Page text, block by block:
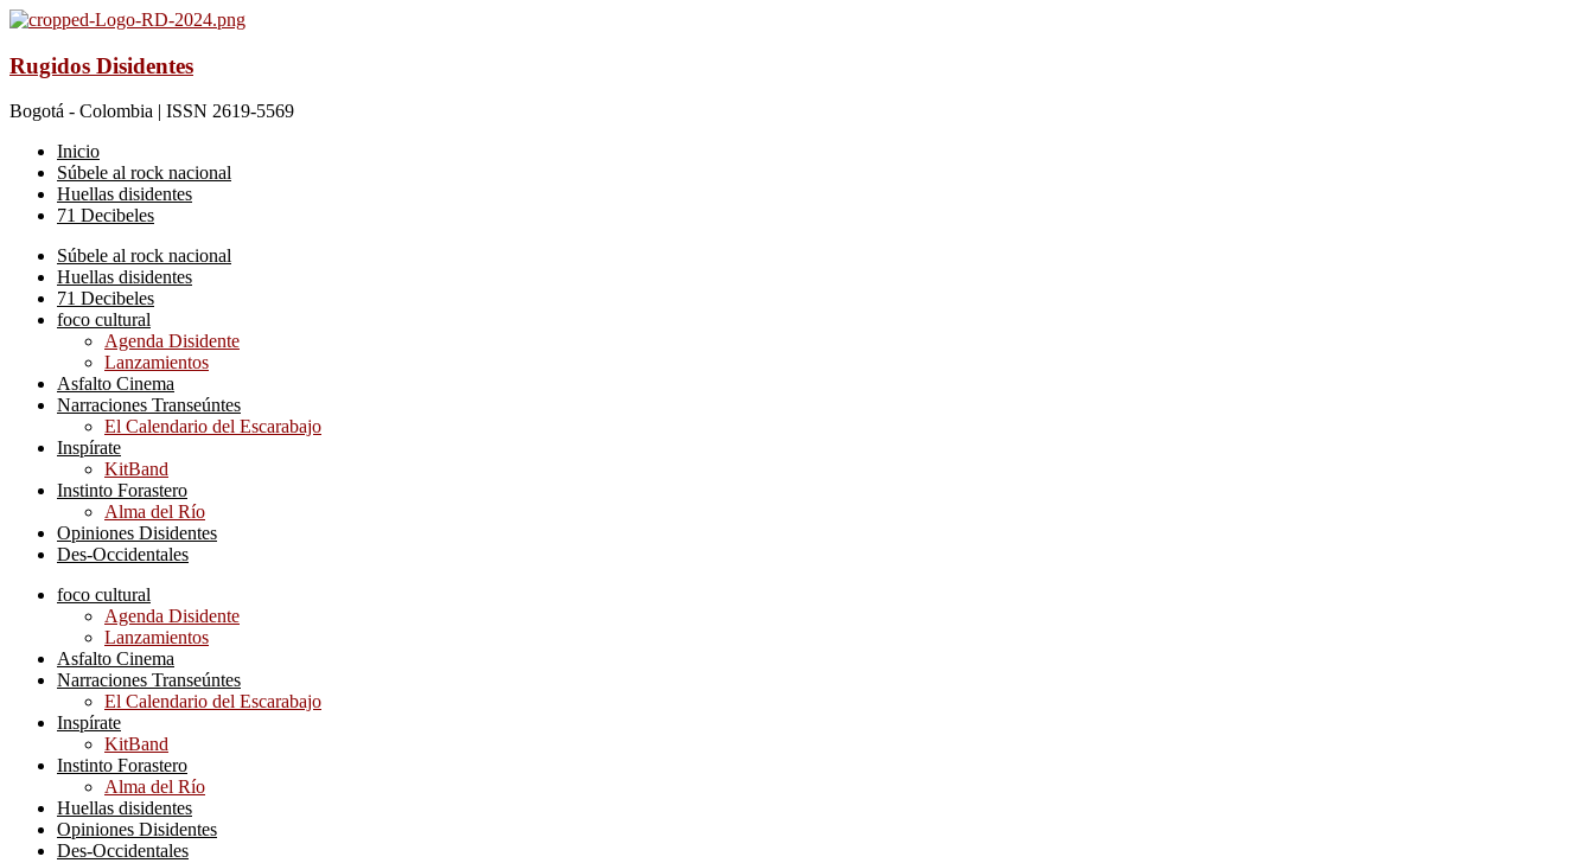
Rugidos Disidentes
Bogotá - Colombia | ISSN 2619-5569
Inicio
Súbele al rock nacional
Huellas disidentes
71 Decibeles
Súbele al rock nacional
Huellas disidentes
71 Decibeles
foco cultural
Agenda Disidente
Lanzamientos
Asfalto Cinema
Narraciones Transeúntes
El Calendario del Escarabajo
Inspírate
KitBand
Instinto Forastero
Alma del Río
Opiniones Disidentes
Des-Occidentales
foco cultural
Agenda Disidente
Lanzamientos
Asfalto Cinema
Narraciones Transeúntes
El Calendario del Escarabajo
Inspírate
KitBand
Instinto Forastero
Alma del Río
Huellas disidentes
Opiniones Disidentes
Des-Occidentales